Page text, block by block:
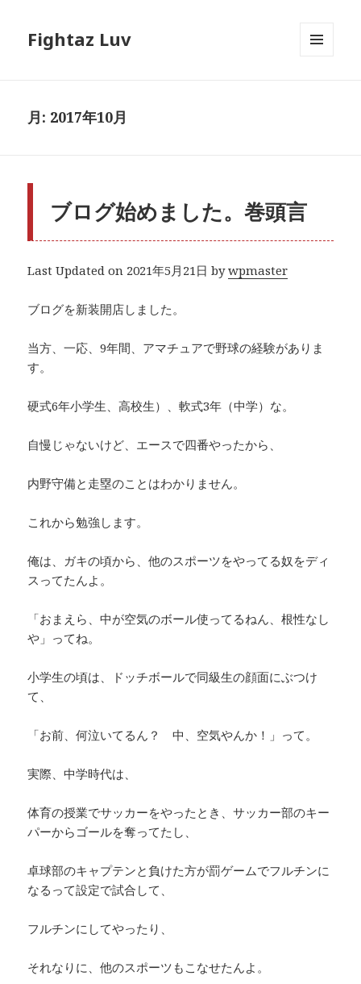
Fightaz Luv
月: 2017年10月
ブログ始めました。巻頭言
Last Updated on 2021年5月21日 bywpmaster
ブログを新装開店しました。
当方、一応、9年間、アマチュアで野球の経験がありま
す。
硬式6年小学生、高校生）、軟式3年（中学）な。
自慢じゃないけど、エースで四番やったから、
内野守備と走塁のことはわかりません。
これから勉強します。
俺は、ガキの頃から、他のスポーツをやってる奴をディ
スってたんよ。
「おまえら、中が空気のボール使ってるねん、根性なし
や」ってね。
小学生の頃は、ドッチボールで同級生の顔面にぶつけ
て、
「お前、何泣いてるん？ 中、空気やんか！」って。
実際、中学時代は、
体育の授業でサッカーをやったとき、サッカー部のキー
パーからゴールを奪ってたし、
卓球部のキャプテンと負けた方が罰ゲームでフルチンに
なるって設定で試合して、
フルチンにしてやったり、
それなりに、他のスポーツもこなせたんよ。